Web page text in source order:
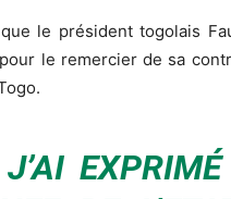
le président togolais
le remercier de sa
J’AI